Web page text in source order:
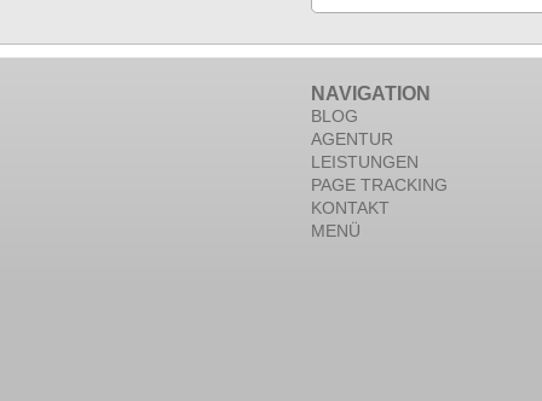
NAVIGATION
BLOG
AGENTUR
LEISTUNGEN
PAGE TRACKING
KONTAKT
MENÜ